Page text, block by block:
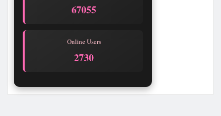
67056
Online Users
2730